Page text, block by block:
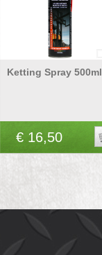
Ketting Spray 500ml
€ 16,50